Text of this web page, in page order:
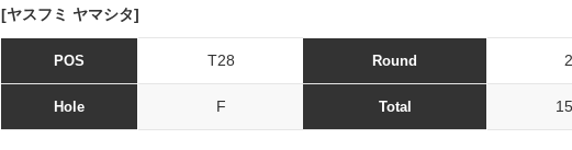
[ヤスフミ ヤマシタ]
POS T28 Round 2
Hole F Total